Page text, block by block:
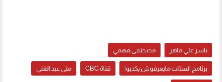
ياسر علي ماهر مصطفى فهمي
برنامج الستات مايعرفوش يكدبوا قناة CBC منى عبد الغني